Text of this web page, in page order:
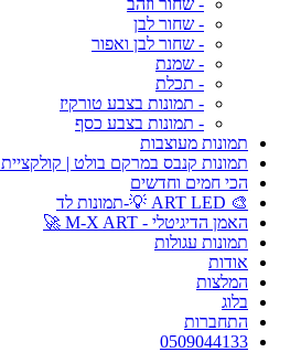
- שחור וזהב
- שחור לבן
- שחור לבן ואפור
- שמנת
- תכלת
- תמונות בצבע טורקיז
- תמונות בצבע כסף
תמונות מעוצבות
תמונות קנבס במרקם בולט | קולקציית Art Touch
הכי חמים וחדשים
🎨 ART LED 💡-תמונות לד
האמן הדיגיטלי - M-X ART 🚀
תמונות עגולות
אודות
המלצות
בלוג
התחברות
0509044133